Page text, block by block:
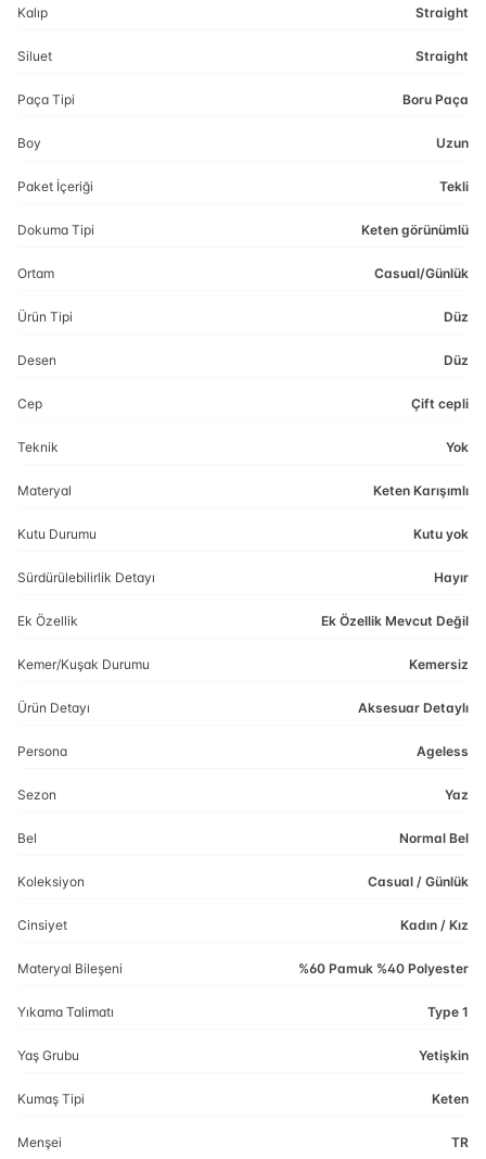
Kalıp Straight
Siluet Straight
Paça Tipi Boru Paça
Boy Uzun
Paket İçeriği Tekli
Dokuma Tipi Keten görünümlü
Ortam Casual/Günlük
Ürün Tipi Düz
Desen Düz
Cep Çift cepli
Teknik Yok
Materyal Keten Karışımlı
Kutu Durumu Kutu yok
Sürdürülebilirlik Detayı Hayır
Ek Özellik Ek Özellik Mevcut Değil
Kemer/Kuşak Durumu Kemersiz
Ürün Detayı Aksesuar Detaylı
Persona Ageless
Sezon Yaz
Bel Normal Bel
Koleksiyon Casual / Günlük
Cinsiyet Kadın / Kız
Materyal Bileşeni %60 Pamuk %40 Polyester
Yıkama Talimatı Type 1
Yaş Grubu Yetişkin
Kumaş Tipi Keten
Menşei TR